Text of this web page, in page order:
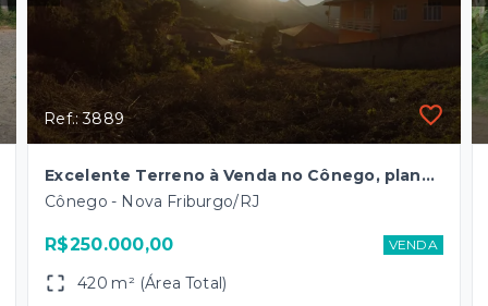
Ref.: 3889
Excelente Terreno à Venda no Cônego, plano com um suave declíve – 420m² – Oportunidade Única!
Cônego - Nova Friburgo/RJ
R$250.000,00 VENDA
420 m² (Área Total)